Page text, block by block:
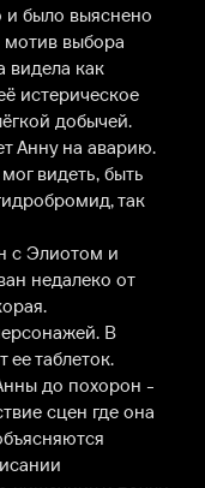
и было выяснено
выбора
видела как
истерическое
добычей.
Анну на аварию.
видеть, быть
так
с Элиотом и
недалеко от
В
таблеток.
до похорон -
сцен где она